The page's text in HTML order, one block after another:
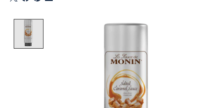
Product image slideshow Items